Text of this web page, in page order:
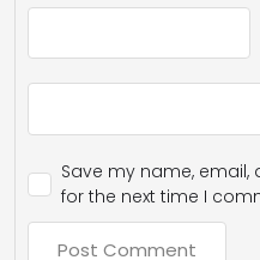
Save my name, email,
for the next time I